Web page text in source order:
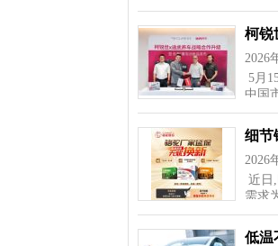
柯锐
2026
5月
中国
细节
2026
近日
需求
低温